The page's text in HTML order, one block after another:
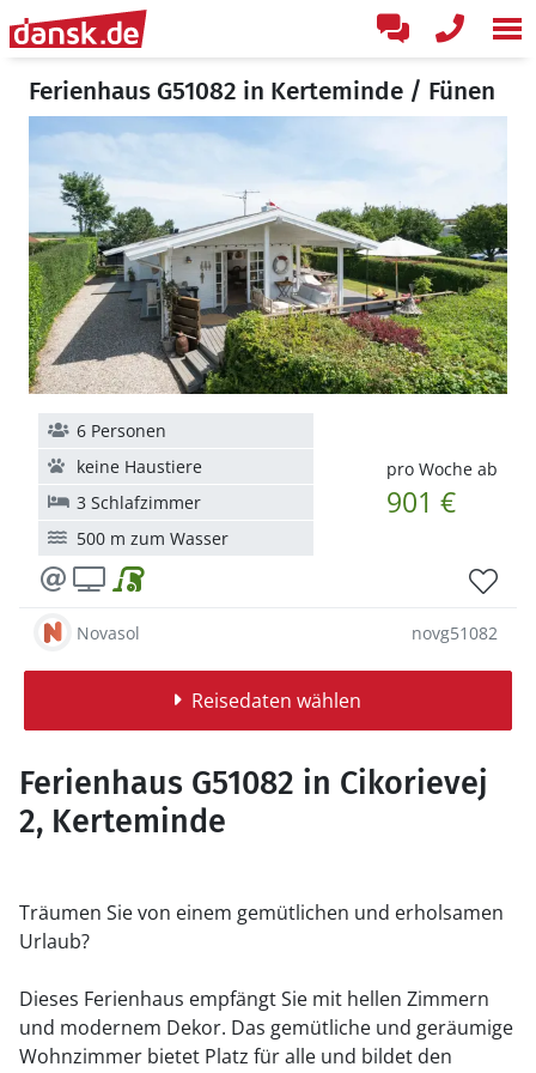
Ferienhaus G51082 in Kerteminde / Fünen
pro Woche ab
901 €
6 Personen
keine Haustiere
3 Schlafzimmer
500 m zum Wasser
Novasol novg51082
Reisedaten wählen
Ferienhaus G51082 in Cikorievej
2, Kerteminde
Träumen Sie von einem gemütlichen und erholsamen
Urlaub?
Dieses Ferienhaus empfängt Sie mit hellen Zimmern
und modernem Dekor. Das gemütliche und geräumige
Wohnzimmer bietet Platz für alle und bildet den